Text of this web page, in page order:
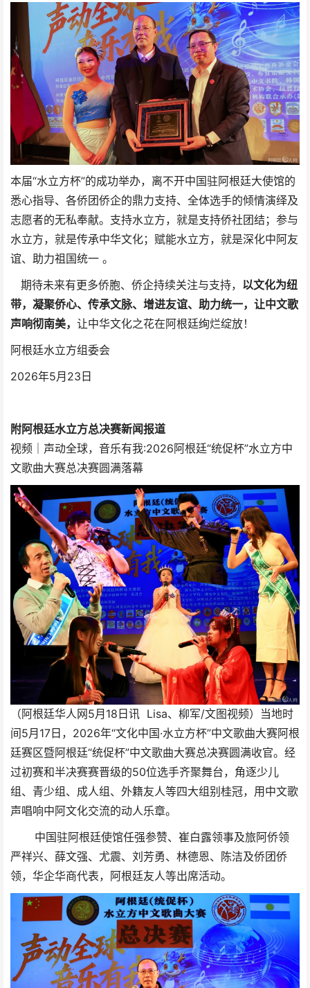
本届“水立方杯”的成功举办，离不开中国驻阿根廷大使馆的
悉心指导、各侨团侨企的鼎力支持、全体选手的倾情演绎及
志愿者的无私奉献。支持水立方，就是支持侨社团结；参与
水立方，就是传承中华文化；赋能水立方，就是深化中阿友
谊、助力祖国统一 。
期待未来有更多侨胞、侨企持续关注与支持， 以文化为纽
带，凝聚侨心、传承文脉、增进友谊、助力统一，让中文歌
声响彻南美， 让中华文化之花在阿根廷绚烂绽放！
阿根廷水立方组委会
2026年5月23日
附阿根廷水立方总决赛新闻报道
视频｜声动全球，音乐有我:2026阿根廷“统促杯”水立方中
文歌曲大赛总决赛圆满落幕
（阿根廷华人网5月18日讯 Lisa、柳军/文图视频）当地时
间5月17日，2026年“文化中国·水立方杯”中文歌曲大赛阿根
廷赛区暨阿根廷“统促杯”中文歌曲大赛总决赛圆满收官。经
过初赛和半决赛赛晋级的50位选手齐聚舞台，角逐少儿
组、青少组、成人组、外籍友人等四大组别桂冠，用中文歌
声唱响中阿文化交流的动人乐章。
中国驻阿根廷使馆任强参赞、崔白露领事及旅阿侨领
严祥兴、薛文强、尤震、刘芳勇、林德恩、 陈洁及侨团侨
领，华企华商代表，阿根廷友人等出席活动。